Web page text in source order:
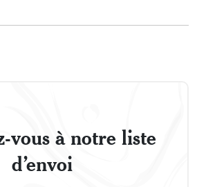
vous à notre liste
d’envoi